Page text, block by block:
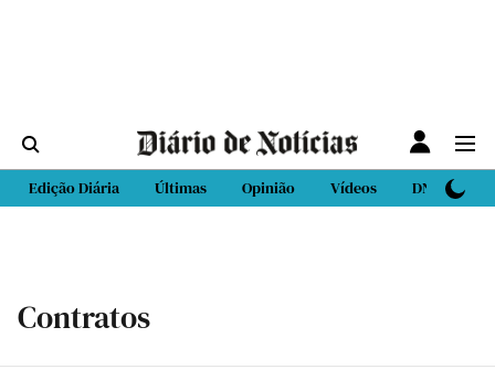
Edição Diária Últimas Opinião Vídeos DN Sport
Contratos